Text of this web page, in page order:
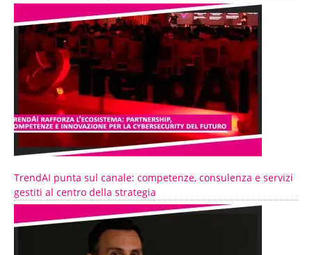
TrendAI punta sul canale: competenze, consulenza e servizi
gestiti al centro della strategia